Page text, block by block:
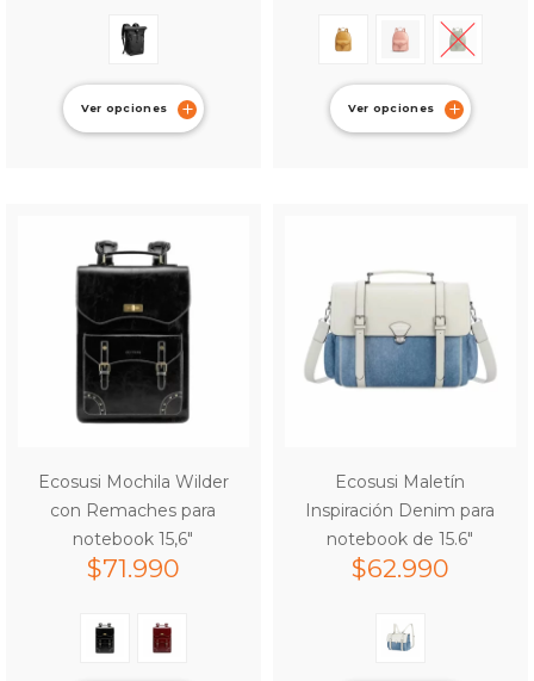
Ver opciones Ver opciones
Ecosusi Mochila Wilder
con Remaches para
notebook 15,6″
$71.990
Ecosusi Maletín
Inspiración Denim para
notebook de 15.6″
$62.990